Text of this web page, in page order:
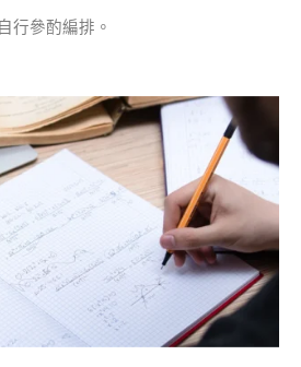
行參酌編排。